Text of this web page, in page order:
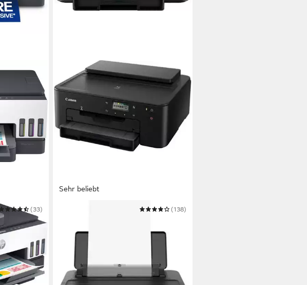
Druck
Druck
(33)
Sehr beliebt
4800 x 1200 dpi
Auflösung s/w Druck
Tintendruck
(138)
ab 72,90 €
-23%
in 2-3 Werktagen bei dir